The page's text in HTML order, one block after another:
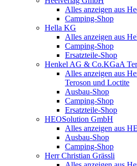
Alles anzeigen aus
Camping-Shop
Hella KG
Alles anzeigen aus
Camping-Shop
Ersatzteile-Shop
Henkel AG & Co.KGaA
Alles anzeigen aus
Teroson und Loctite
Ausbau-Shop
Camping-Shop
Ersatzteile-Shop
HEOSolution GmbH
Alles anzeigen aus
Ausbau-Shop
Camping-Shop
Herr Christian Grässli